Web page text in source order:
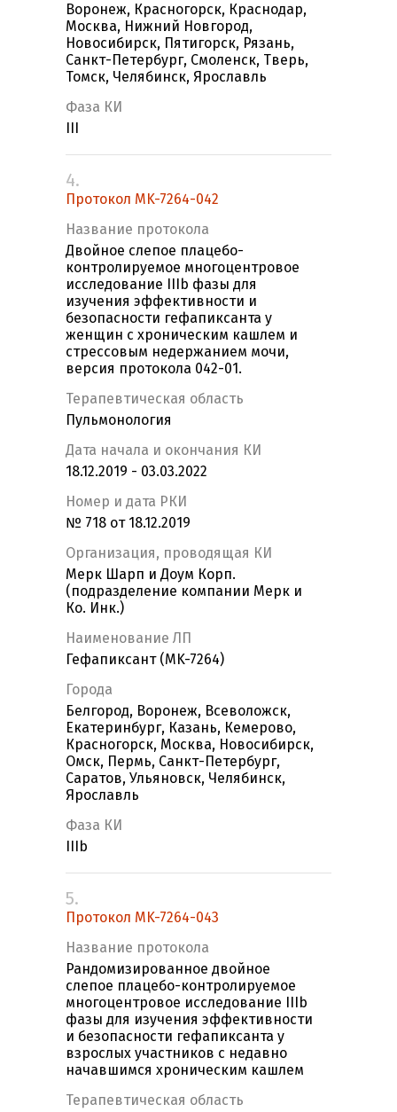
Воронеж, Красногорск, Краснодар,
Москва, Нижний Новгород,
Новосибирск, Пятигорск, Рязань,
Санкт-Петербург, Смоленск, Тверь,
Томск, Челябинск, Ярославль
Фаза КИ
4.
Протокол MK-7264-042
Название протокола
Двойное слепое плацебо-
контролируемое многоцентровое
исследование IIIb фазы для
изучения эффективности и
безопасности гефапиксанта у
женщин с хроническим кашлем и
стрессовым недержанием мочи,
версия протокола 042-01.
Терапевтическая область
Пульмонология
Дата начала и окончания КИ
18.12.2019 - 03.03.2022
Номер и дата РКИ
№ 718 от 18.12.2019
Организация, проводящая КИ
Мерк Шарп и Доум Корп.
(подразделение компании Мерк и
Ко. Инк.)
Наименование ЛП
Гефапиксант (MK-7264)
Города
Белгород, Воронеж, Всеволожск,
Екатеринбург, Казань, Кемерово,
Красногорск, Москва, Новосибирск,
Омск, Пермь, Санкт-Петербург,
Саратов, Ульяновск, Челябинск,
Ярославль
Фаза КИ
IIIb
5.
Протокол MK-7264-043
Название протокола
Рандомизированное двойное
слепое плацебо-контролируемое
многоцентровое исследование IIIb
фазы для изучения эффективности
и безопасности гефапиксанта у
взрослых участников с недавно
начавшимся хроническим кашлем
Терапевтическая область